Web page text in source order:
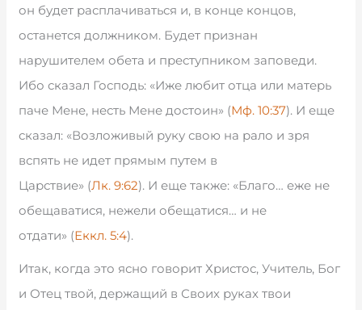
он будет расплачиваться и, в конце концов,
останется должником. Будет признан
нарушителем обета и преступником заповеди.
Ибо сказал Господь: «Иже любит отца или матерь
паче Мене, несть Мене достоин» (Мф. 10:37). И еще
сказал: «Возложивый руку свою на рало и зря
вспять не идет прямым путем в
Царствие» (Лк. 9:62). И еще также: «Благо… еже не
обещаватися, нежели обещатися… и не
отдати» (Еккл. 5:4).
Итак, когда это ясно говорит Христос, Учитель, Бог
и Отец твой, держащий в Своих руках твои